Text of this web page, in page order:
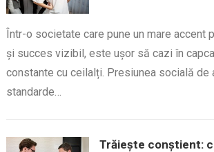
Într-o societate care pune un mare accent
și succes vizibil, este ușor să cazi în
constante cu ceilalți. Presiunea socială de
standarde…
Trăiește conștient: